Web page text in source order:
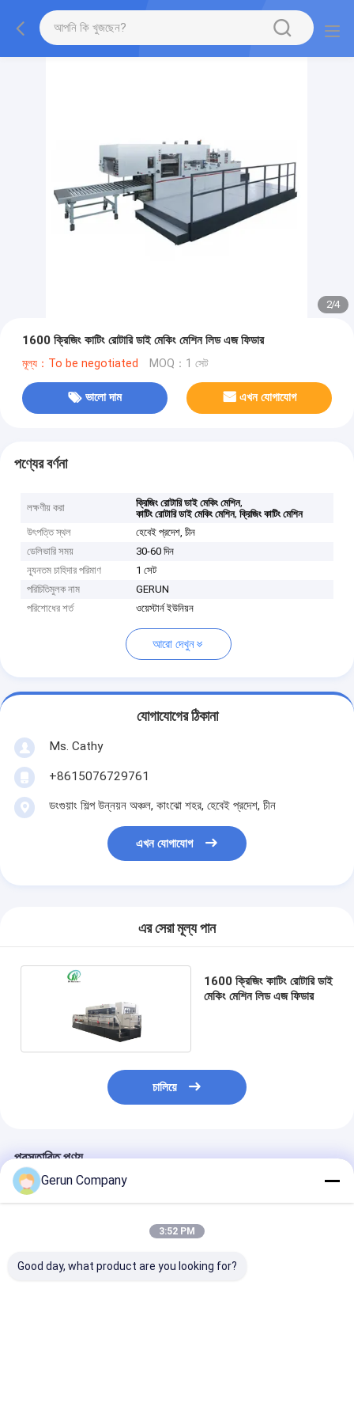
2/4
1600 ক্রিজিং কাটিং রোটারি ডাই মেকিং মেশিন লিড এজ ফিডার
মূল্য：To be negotiated MOQ：1 সেট
ভালো দাম এখন যোগাযোগ
পণ্যের বর্ণনা
লক্ষণীয় করা ক্রিজিং রোটারি ডাই মেকিং মেশিন,
কাটিং রোটারি ডাই মেকিং মেশিন,ক্রিজিং কাটিং মেশিন
উৎপত্তি স্থল
হেবেই প্রদেশ, চীন
ডেলিভারি সময়
30-60 দিন
ন্যূনতম চাহিদার পরিমাণ
1 সেট
পরিচিতিমুলক নাম
GERUN
পরিশোধের শর্ত
ওয়েস্টার্ন ইউনিয়ন
আরো দেখুন
যোগাযোগের ঠিকানা
Ms. Cathy
+8615076729761
ডংগুয়াং শিল্প উন্নয়ন অঞ্চল, কাংঝো শহর, হেবেই প্রদেশ, চীন
এখন যোগাযোগ
এর সেরা মূল্য পান
1600 ক্রিজিং কাটিং রোটারি ডাই
মেকিং মেশিন লিড এজ ফিডার
চালিয়ে
প্রস্তাবিত পণ্য
Gerun Company
3:52 PM
Good day, what product are you looking for?